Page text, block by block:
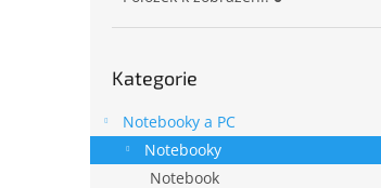
kategorie
Kategorie
Notebooky a PC
Notebooky
Notebook